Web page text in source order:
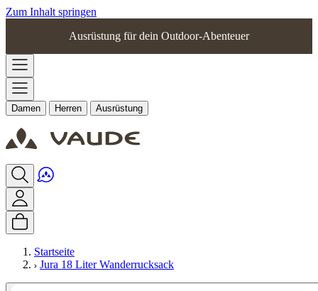
Zum Inhalt springen
Ausrüstung für dein Outdoor-Abenteuer
Damen Herren Ausrüstung
Startseite
Jura 18 Liter Wanderrucksack